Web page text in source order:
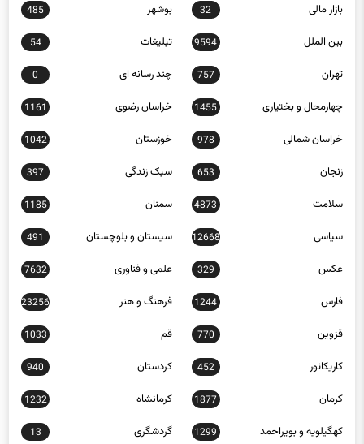
بازار مالی 32 بوشهر 485
بین الملل 9594 تبلیغات 54
تهران 757 چند رسانه ای 0
چهارمحال و بختیاری 1455 خراسان رضوی 1161
خراسان شمالی 978 خوزستان 1042
زنجان 653 سبک زندگی 397
سلامت 4873 سمنان 1185
سیاسی 12668 سیستان و بلوچستان 491
عکس 329 علمی و فناوری 7632
فارس 1244 فرهنگ و هنر 23256
قزوین 770 قم 1033
کاریکاتور 452 کردستان 940
کرمان 1877 کرمانشاه 1232
کهگیلویه و بویراحمد 1299 گردشگری 13